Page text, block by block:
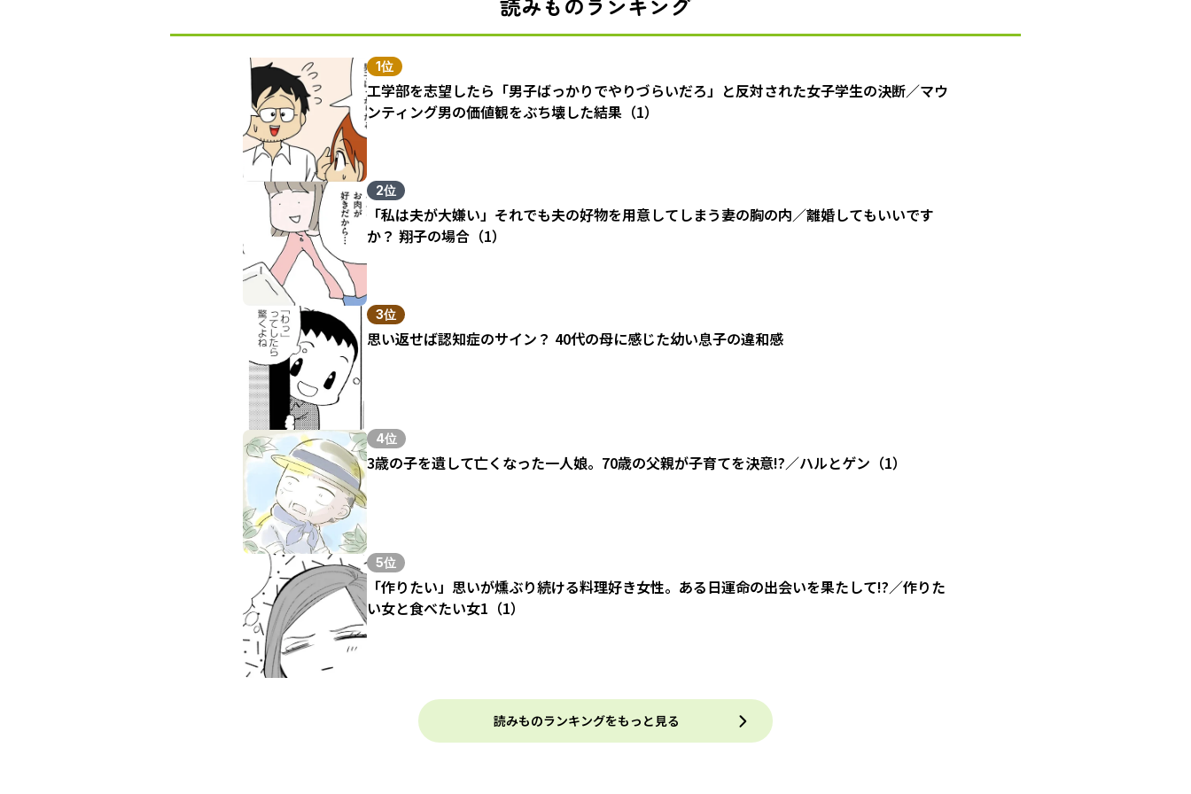
1位
工学部を志望したら「男子ばっかりでやりづらいだろ」と反対された女子学生の決断／マウ
ンティング男の価値観をぶち壊した結果（1）
2位
「私は夫が大嫌い」それでも夫の好物を用意してしまう妻の胸の内／離婚してもいいです
か？ 翔子の場合（1）
3位
思い返せば認知症のサイン？ 40代の母に感じた幼い息子の違和感
4位
3歳の子を遺して亡くなった一人娘。70歳の父親が子育てを決意!?／ハルとゲン（1）
5位
「作りたい」思いが燻ぶり続ける料理好き女性。ある日運命の出会いを果たして!?／作りた
い女と食べたい女1（1）
読みものランキングをもっと見る